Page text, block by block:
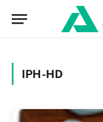
IPH-HD